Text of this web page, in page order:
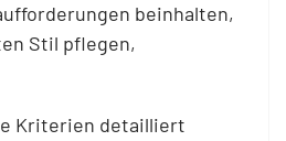
beinhalten,
Stil pflegen,
Kriterien detailliert